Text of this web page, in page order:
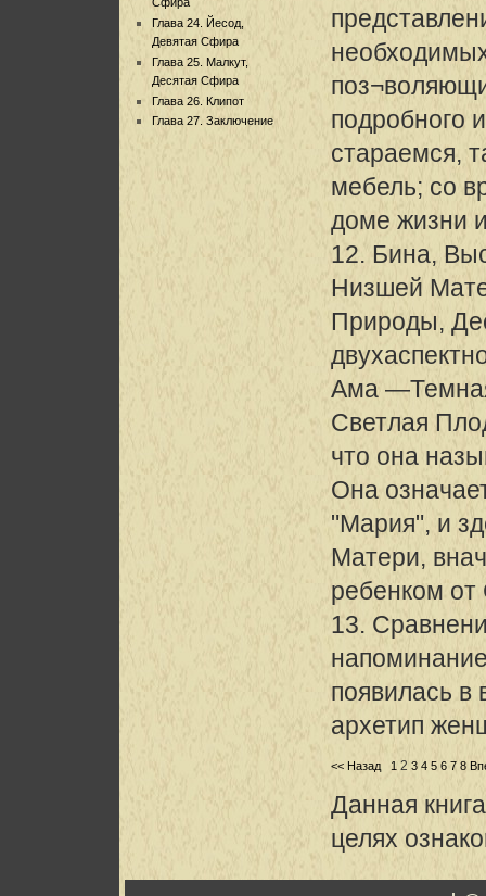
Сфира
Глава 24. Йесод,
Девятая Сфира
Глава 25. Малкут,
Десятая Сфира
Глава 26. Клипот
Глава 27. Заключение
подробного
стараемся,
мебель; со
доме жизни
12. Бина,
Низшей
Природы,
Ама
Светлая
что она
Она
"Мария", и
Матери,
ребенком от
13.
появилась в
архетип
<< Назад 1 2 3 4 5 6 7 8
Данная
целях